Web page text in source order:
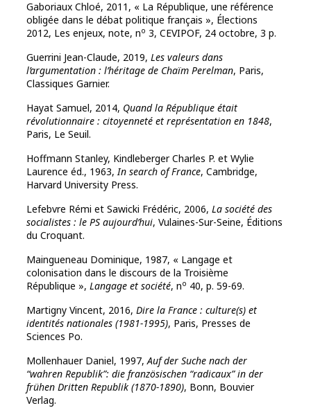
Gaboriaux Chloé, 2011, « La République, une référence
obligée dans le débat politique français », Élections
2012, Les enjeux, note, no 3, CEVIPOF, 24 octobre, 3 p.
Guerrini Jean-Claude, 2019, Les valeurs dans
l’argumentation : l’héritage de Chaïm Perelman, Paris,
Classiques Garnier.
Hayat Samuel, 2014, Quand la République était
révolutionnaire : citoyenneté et représentation en 1848,
Paris, Le Seuil.
Hoffmann Stanley, KindlebergerCharles P. et Wylie
Laurence éd., 1963,In search of France, Cambridge,
Harvard University Press.
Lefebvre Rémi et Sawicki Frédéric, 2006, La société des
socialistes : le PS aujourd’hui, Vulaines-Sur-Seine, Éditions
du Croquant.
Maingueneau Dominique, 1987, « Langage et
colonisation dans le discours de la Troisième
République », Langage et société, no 40, p. 59-69.
Martigny Vincent, 2016, Dire la France : culture(s) et
identités nationales (1981-1995), Paris, Presses de
Sciences Po.
Mollenhauer Daniel, 1997,Auf der Suche nach der
“wahren Republik”: die französischen “radicaux” in der
frühen Dritten Republik (1870-1890), Bonn, Bouvier
Verlag.